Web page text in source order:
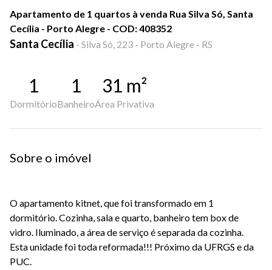
Apartamento de 1 quartos à venda Rua Silva Só, Santa
Cecília - Porto Alegre - COD: 408352
Santa Cecília - Silva Só, 223 - Porto Alegre - RS
1
Dormitório
1
Banheiro
31 m²
Área Privativa
Sobre o imóvel
O apartamento kitnet, que foi transformado em 1
dormitório. Cozinha, sala e quarto, banheiro tem box de
vidro. Iluminado, a área de serviço é separada da cozinha.
Esta unidade foi toda reformada!!! Próximo da UFRGS e da
PUC.